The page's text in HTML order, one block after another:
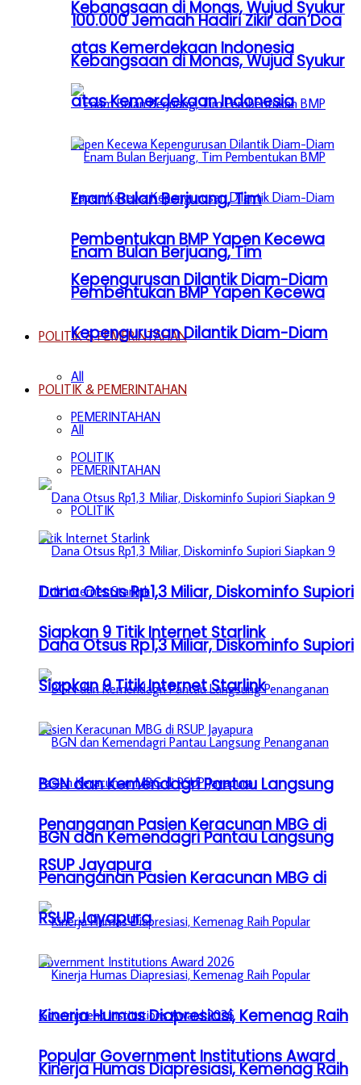
Kebangsaan di Monas, Wujud Syukur
atas Kemerdekaan Indonesia
Enam Bulan Berjuang, Tim
Pembentukan BMP Yapen Kecewa
Kepengurusan Dilantik Diam-Diam
POLITIK & PEMERINTAHAN
All
PEMERINTAHAN
POLITIK
Dana Otsus Rp1,3 Miliar, Diskominfo Supiori
Siapkan 9 Titik Internet Starlink
BGN dan Kemendagri Pantau Langsung
Penanganan Pasien Keracunan MBG di
RSUP Jayapura
Kinerja Humas Diapresiasi, Kemenag Raih
Popular Government Institutions Award
100.000 Jemaah Hadiri Zikir dan Doa
Kebangsaan di Monas, Wujud Syukur
atas Kemerdekaan Indonesia
Enam Bulan Berjuang, Tim
Pembentukan BMP Yapen Kecewa
Kepengurusan Dilantik Diam-Diam
POLITIK & PEMERINTAHAN
All
PEMERINTAHAN
POLITIK
Dana Otsus Rp1,3 Miliar, Diskominfo Supiori
Siapkan 9 Titik Internet Starlink
BGN dan Kemendagri Pantau Langsung
Penanganan Pasien Keracunan MBG di
RSUP Jayapura
Kinerja Humas Diapresiasi, Kemenag Raih